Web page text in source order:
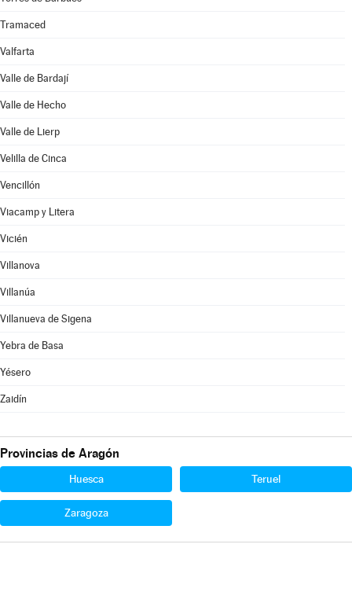
Tramaced
Valfarta
Valle de Bardají
Valle de Hecho
Valle de Lierp
Velilla de Cinca
Vencillón
Viacamp y Litera
Vicién
Villanova
Villanúa
Villanueva de Sigena
Yebra de Basa
Yésero
Zaidín
Provincias de Aragón
Huesca Teruel
Zaragoza